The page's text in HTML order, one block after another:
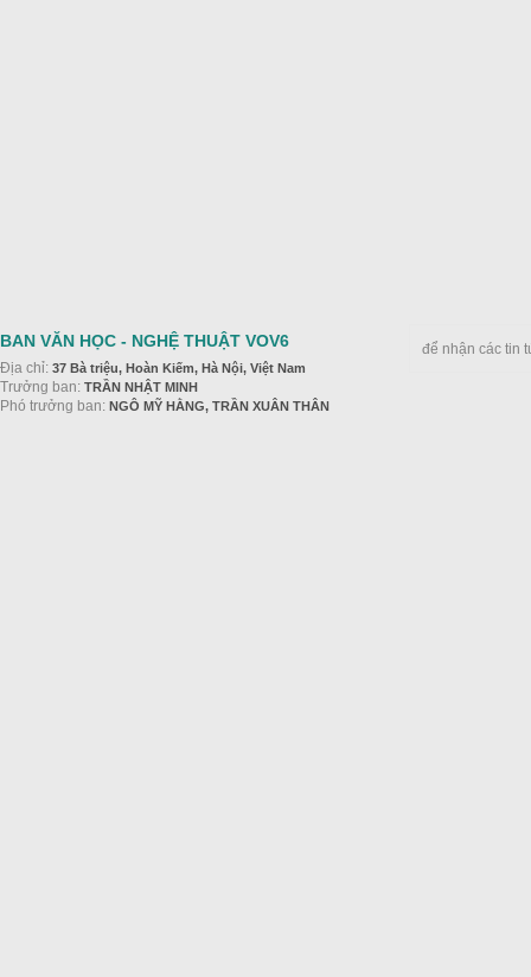
BAN VĂN HỌC - NGHỆ THUẬT VOV6
Địa chỉ: 37 Bà triệu, Hoàn Kiếm, Hà Nội, Việt Nam
Trưởng ban: TRẦN NHẬT MINH
Phó trưởng ban: NGÔ MỸ HẰNG, TRẦN XUÂN THÂN
để nhận các tin